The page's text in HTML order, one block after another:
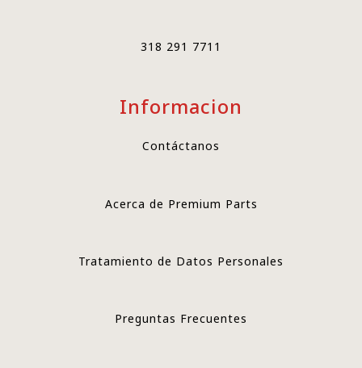
318 291 7711
Informacion
Contáctanos
Acerca de Premium Parts
Tratamiento de Datos Personales
Preguntas Frecuentes